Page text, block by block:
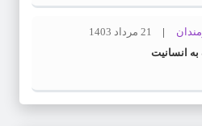
21 مرداد 1403
انسانیت